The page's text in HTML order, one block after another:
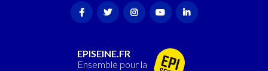
EPISEINE.FR
Ensemble pour la